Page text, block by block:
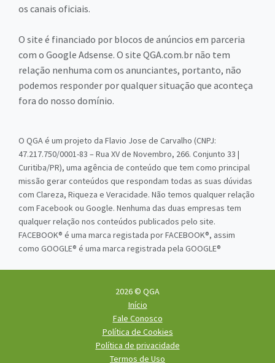
os canais oficiais.
O site é financiado por blocos de anúncios em parceria
com o Google Adsense. O site QGA.com.br não tem
relação nenhuma com os anunciantes, portanto, não
podemos responder por qualquer situação que aconteça
fora do nosso domínio.
O QGA é um projeto da Flavio Jose de Carvalho (CNPJ:
47.217.750/0001-83 – Rua XV de Novembro, 266. Conjunto 33 |
Curitiba/PR), uma agência de conteúdo que tem como principal
missão gerar conteúdos que respondam todas as suas dúvidas
com Clareza, Riqueza e Veracidade. Não temos qualquer relação
com Facebook ou Google. Nenhuma das duas empresas tem
qualquer relação nos conteúdos publicados pelo site.
FACEBOOK® é uma marca registada por FACEBOOK®, assim
como GOOGLE® é uma marca registrada pela GOOGLE®
2026 © QGA
Início
Fale Conosco
Política de Cookies
Política de privacidade
Termos de Uso